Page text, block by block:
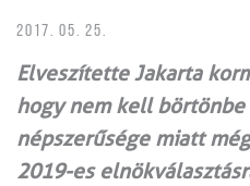
2017. 05. 25.
Elveszítette Jakarta
hogy nem kell börtönbe
népszerűsége miatt
2019-es